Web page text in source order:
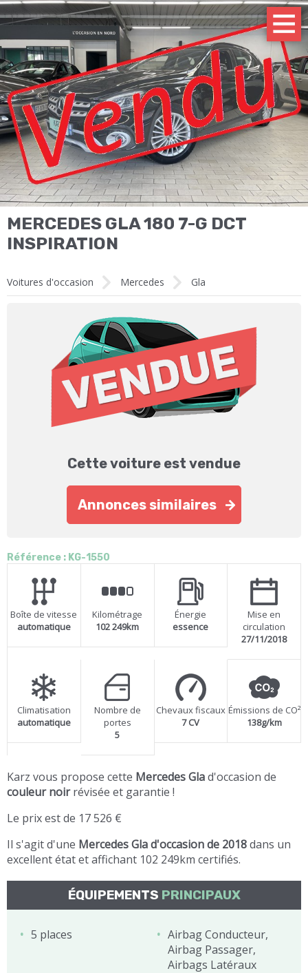
MERCEDES GLA 180 7-G DCT
INSPIRATION
Voitures d'occasion Mercedes Gla
Cette voiture est vendue
Annonces similaires
Référence : KG-1550
Boîte de vitesse
automatique
Kilométrage
102 249km
Énergie
essence
Mise en
circulation
27/11/2018
Climatisation
automatique
Nombre de
portes
5
Chevaux fiscaux
7 CV
Émissions de CO²
138g/km
Karz vous propose cette Mercedes Glad'occasion de
couleur noirrévisée et garantie !
Le prix est de 17 526 €
Il s'agit d'une Mercedes Gla d'occasion de 2018dans un
excellent état et affichant 102 249km certifiés.
ÉQUIPEMENTS PRINCIPAUX
5 places
Airbag Conducteur,
Airbag Passager,
Airbags Latéraux